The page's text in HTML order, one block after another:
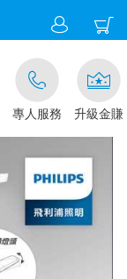
專人服務 升級金賺